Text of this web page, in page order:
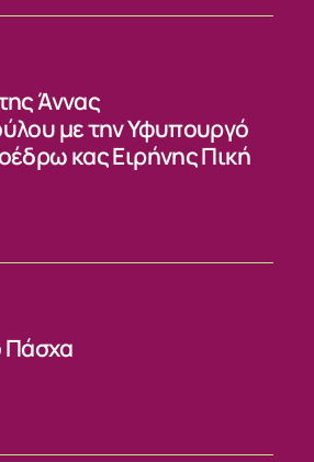
Άννας
με την Υφυπουργό
κας Ειρήνης Πική
Πάσχα